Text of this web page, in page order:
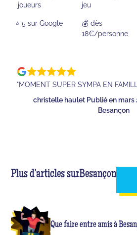
joueurs
jeu
⭐️ 5 sur Google
💰 dès
18€/personne
"MOMENT SUPER SYMPA EN
christelle haulet Publié en mars
Besançon
Plus d'articles surBesançon
Que faire entre amis à